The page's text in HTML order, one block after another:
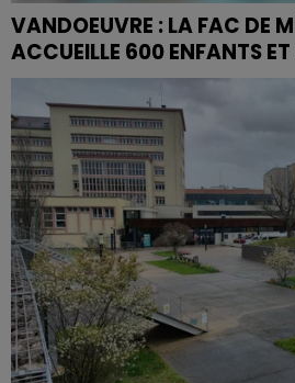
VANDOEUVRE : LA FAC DE
ACCUEILLE 600 ENFANTS ET
600 enfants emmènent leurs
Nounoursologue.